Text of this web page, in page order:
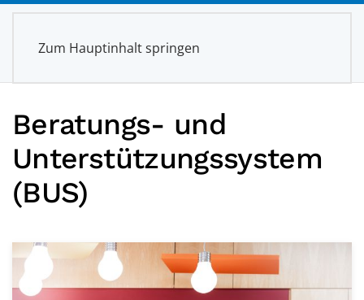
Zum Hauptinhalt springen
Beratungs- und
Unterstützungs­system
(BUS)